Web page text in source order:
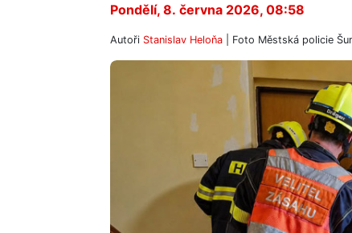
Pondělí, 8. června 2026, 08:58
Autoři Stanislav Heloňa | Foto Městská policie